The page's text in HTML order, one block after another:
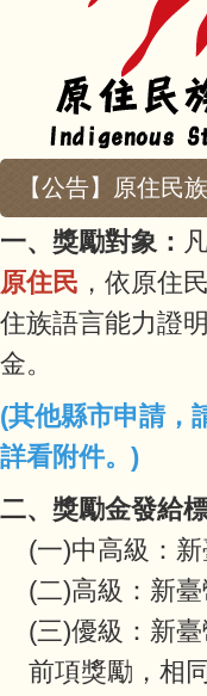
【公告】原住民
一、獎勵對象：
原住民 ，依原住
住族語言能力證
金。
(其他縣市申請，
詳看附件。)
二、獎勵金發給
(一)中高級：新
(二)高級：新臺
(三)優級：新臺
前項獎勵，相